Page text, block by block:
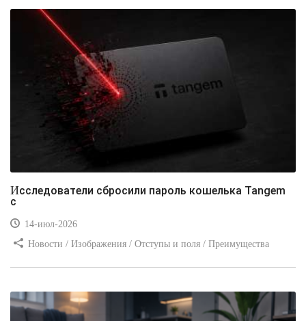
Исследователи сбросили пароль кошелька Tangem
с
14-июл-2026
Новости / Изображения / Отступы и поля / Преимущества